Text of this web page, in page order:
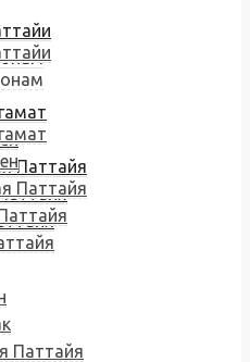
Паттайя
Паттайя
Паттайя